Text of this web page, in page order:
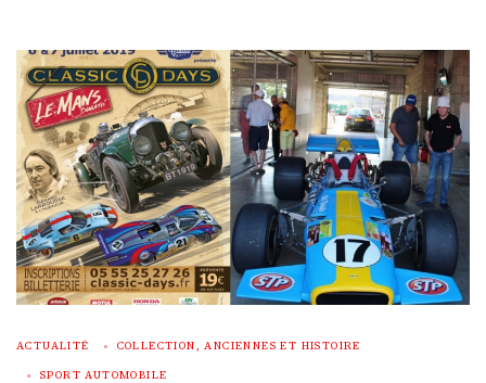
ACTUALITÉ COLLECTION, ANCIENNES ET HISTOIRE
SPORT AUTOMOBILE